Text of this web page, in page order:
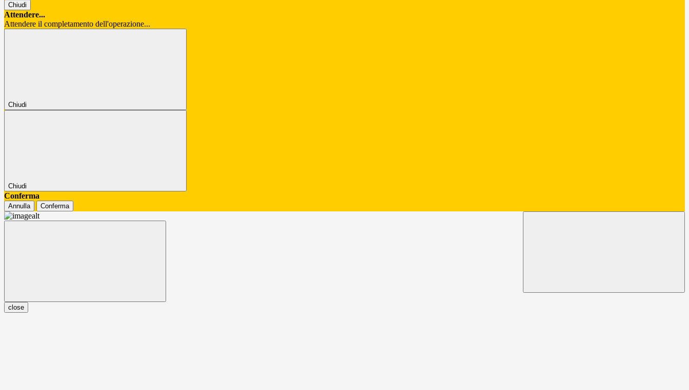
Chiudi
Attendere...
Attendere il completamento dell'operazione...
Chiudi
Chiudi
Conferma
Annulla Conferma
close